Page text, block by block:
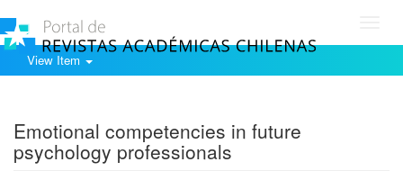
View Item
Emotional competencies in future
psychology professionals